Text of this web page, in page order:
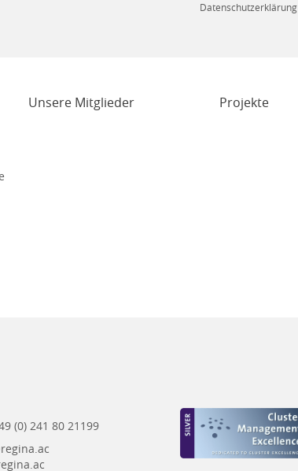
Datenschutzerklärung
Unsere Mitglieder Projekte
(0) 241 80 21199